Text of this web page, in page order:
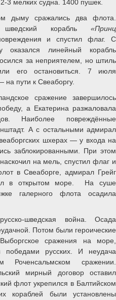
3 мелких судна. 1400 пушек.
дыму сражались два флота.
шведский корабль «Принц
и спустил флаг. С
оказался линейный корабль
за неприятелем, но штиль
его остановиться. 7 июля
пути к Свеаборгу.
сражение завершилось
а Екатерина разжаловала
Наиболее повреждённые
А с остальными адмирал
шхерах — у входа на
заблокированными. При этом
на мель, спустил флаг и
в Свеаборге, адмирал Грейг
в открытом море. На суше
галерного флота осадила
шведская война. Осада
Потом были героические
сражения на море,
победами русских. И неудача
сражении.
мирный договор оставил
флот укрепился в Балтийском
кораблей были установлены